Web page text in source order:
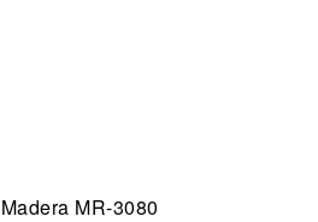
MR-3080